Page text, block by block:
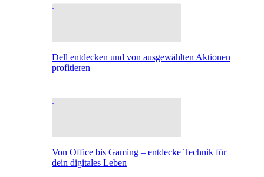
Dell entdecken und von ausgewählten Aktionen
profitieren
Von Office bis Gaming – entdecke Technik für
dein digitales Leben